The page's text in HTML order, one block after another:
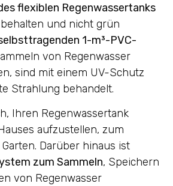
flexiblen Regenwassertanks
und nicht grün
1-m³-PVC-
von Regenwasser
sind mit einem UV-Schutz
Strahlung behandelt.
Ihren Regenwassertank
aufzustellen, zum
Darüber hinaus ist
zum Sammeln, Speichern
von Regenwasser